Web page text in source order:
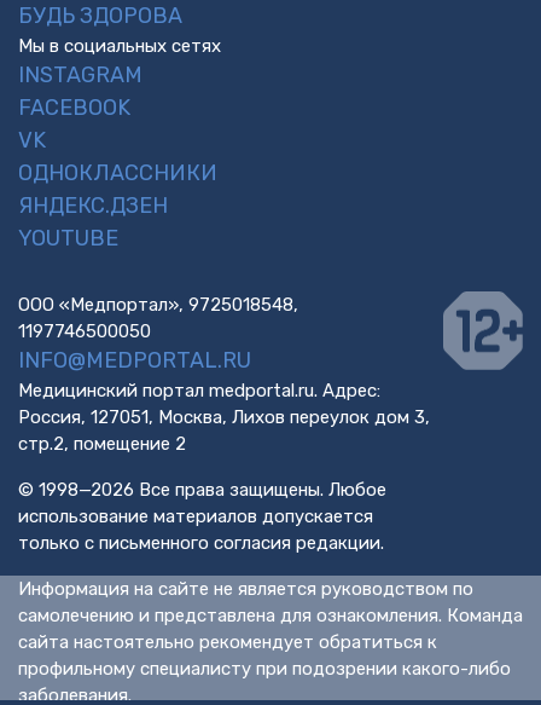
БУДЬ ЗДОРОВА
Мы в социальных сетях
INSTAGRAM
FACEBOOK
VK
ОДНОКЛАССНИКИ
ЯНДЕКС.ДЗЕН
YOUTUBE
ООО «Медпортал», 9725018548,
1197746500050
INFO@MEDPORTAL.RU
Медицинский портал medportal.ru. Адрес:
Россия, 127051, Москва, Лихов переулок дом 3,
стр.2, помещение 2
© 1998—2026 Все права защищены. Любое
использование материалов допускается
только с письменного согласия редакции.
Информация на сайте не является руководством по
самолечению и представлена для ознакомления. Команда
сайта настоятельно рекомендует обратиться к
профильному специалисту при подозрении какого-либо
заболевания.